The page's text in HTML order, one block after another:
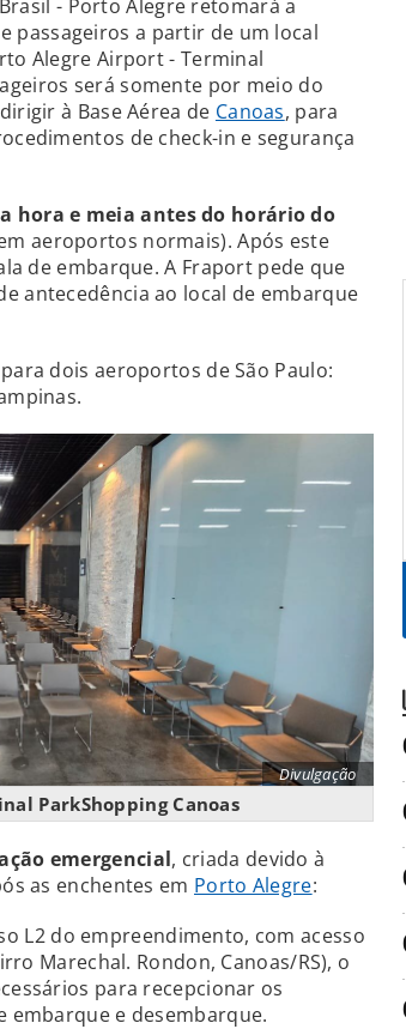
- Porto Alegre retomará a
passageiros a partir de um local
Alegre Airport - Terminal
será somente por meio do
à Base Aérea de Canoas, para
de check-in e segurança
hora e meia antes do horário do
aeroportos normais). Após este
de embarque. A Fraport pede que
antecedência ao local de embarque
dois aeroportos de São Paulo:
Divulgação
ParkShopping Canoas
emergencial, criada devido à
as enchentes em Porto Alegre:
L2 do empreendimento, com acesso
Marechal. Rondon, Canoas/RS), o
para recepcionar os
embarque e desembarque.